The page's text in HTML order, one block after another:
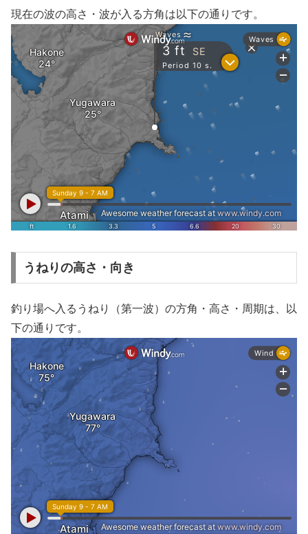
現在の波の高さ・波が入る方角は以下の通りです。
うねりの高さ・向き
釣り場へ入るうねり（第一波）の方角・高さ・周期は、以
下の通りです。